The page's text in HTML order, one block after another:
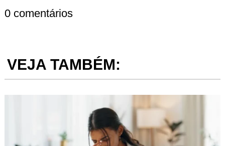
0 comentários
VEJA TAMBÉM: